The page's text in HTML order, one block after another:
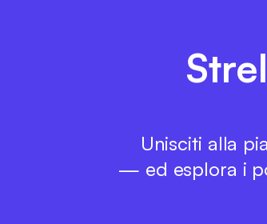
Unisciti alla
— ed esplora i